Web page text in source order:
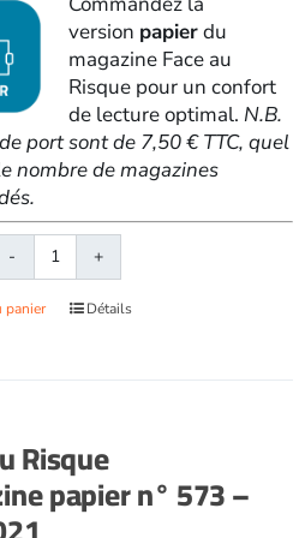
version papierdu
magazine Face au
Risque pour un confort
de lecture optimal. N.B.
port sont de 7,50 € TTC, quel
nombre de magazines
quantité
de
Face
572
-
Mai
panier Détails
Risque
papier n° 573 –